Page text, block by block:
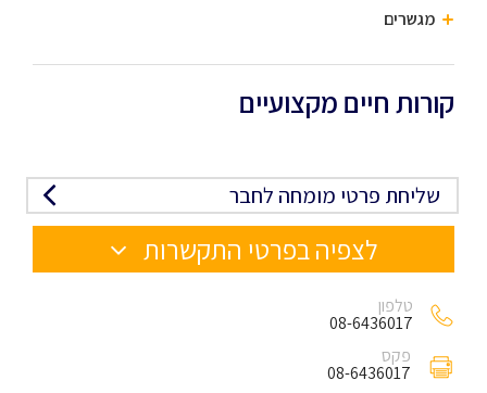
מגשרים
קורות חיים מקצועיים
שליחת פרטי מומחה לחבר
לצפיה בפרטי התקשרות
טלפון
08-6436017
פקס
08-6436017